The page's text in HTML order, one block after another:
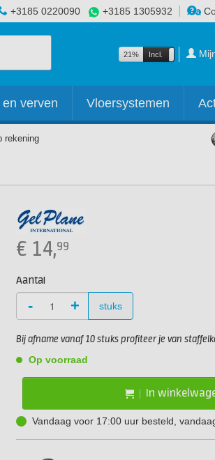
+3185 0220090 +3185 1305932
21% Incl. Excl.
verven Vloersystemen
rekening
€ 14,99
Aantal
- + stuks
Bij afname vanaf 10 stuks profiteer je van
Op voorraad
In
Vandaag voor 17:00 uur besteld,